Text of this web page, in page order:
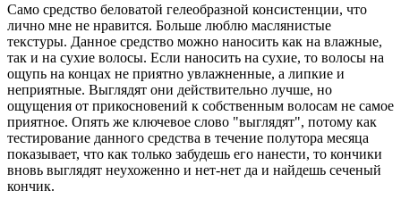
Само средство беловатой гелеобразной консистенции, что
лично мне не нравится. Больше люблю маслянистые
текстуры. Данное средство можно наносить как на влажные,
так и на сухие волосы. Если наносить на сухие, то волосы на
ощупь на концах не приятно увлажненные, а липкие и
неприятные. Выглядят они действительно лучше, но
ощущения от прикосновений к собственным волосам не самое
приятное. Опять же ключевое слово "выглядят", потому как
тестирование данного средства в течение полутора месяца
показывает, что как только забудешь его нанести, то кончики
вновь выглядят неухоженно и нет-нет да и найдешь сеченый
кончик.